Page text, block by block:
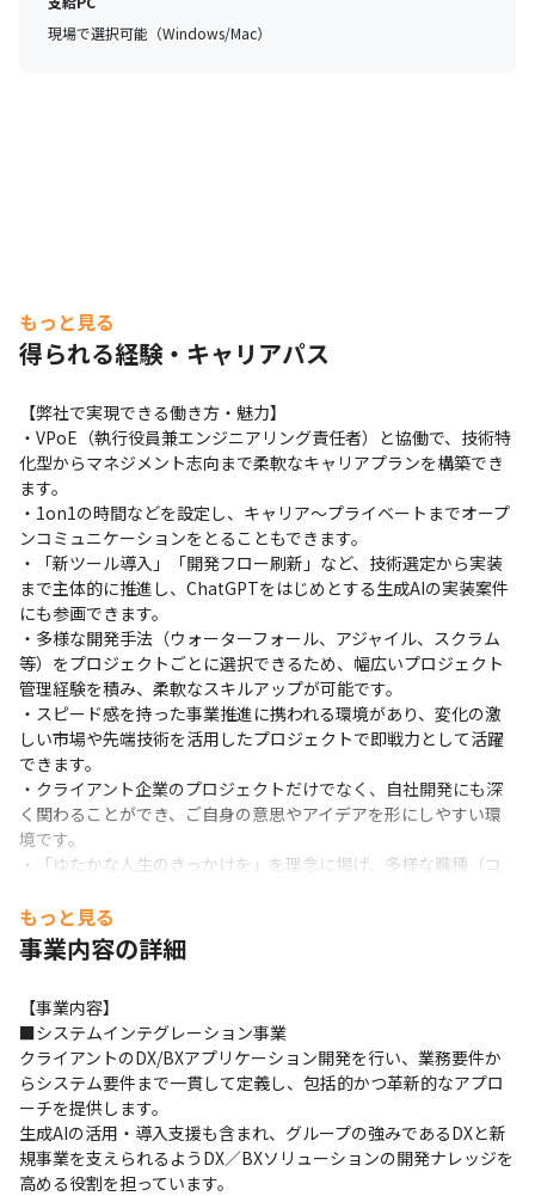
現場で選択可能（Windows/Mac）
もっと見る
得られる経験・キャリアパス
【弊社で実現できる働き方・魅力】
・VPoE（執行役員兼エンジニアリング責任者）と協働で、技術特
化型からマネジメント志向まで柔軟なキャリアプランを構築でき
ます。
・1on1の時間などを設定し、キャリア～プライベートまでオープ
ンコミュニケーションをとることもできます。
・「新ツール導入」「開発フロー刷新」など、技術選定から実装
まで主体的に推進し、ChatGPTをはじめとする生成AIの実装案件
にも参画できます。
・多様な開発手法（ウォーターフォール、アジャイル、スクラム
等）をプロジェクトごとに選択できるため、幅広いプロジェクト
管理経験を積み、柔軟なスキルアップが可能です。
・スピード感を持った事業推進に携われる環境があり、変化の激
しい市場や先端技術を活用したプロジェクトで即戦力として活躍
できます。
・クライアント企業のプロジェクトだけでなく、自社開発にも深
く関わることができ、ご自身の意思やアイデアを形にしやすい環
境です。
・「ゆたかな人生のきっかけを」を理念に掲げ、多様な職種（コ
トな組織文化が根付いています。
・グループ全体が急成長フェーズにあり、主体的に組織成長を実
感しながらキャリアを築くことができます。
押しする制度が充実しています。
・成果主義に基づいた評価制度が整っており、年功序列ではな
く、実績・貢献度に応じて正当に還元される環境です。
・コアタイムなしのフルフレックス制度とリモートワークを導入
しており、月平均残業時間は10～20時間と、ワークライフバラン
スを重視した柔軟な働き方が実現できます。
もっと見る
事業内容の詳細
【事業内容】
■システムインテグレーション事業
クライアントのDX/BXアプリケーション開発を行い、業務要件か
らシステム要件まで一貫して定義し、包括的かつ革新的なアプロ
ーチを提供します。
生成AIの活用・導入支援も含まれ、グループの強みであるDXと新
規事業を支えられるようDX／BXソリューションの開発ナレッジを
高める役割を担っています。